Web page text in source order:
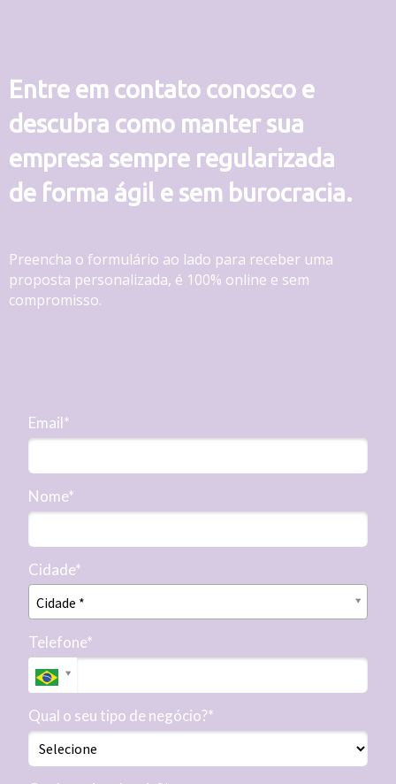
Entre em contato conosco e
descubra como manter sua
empresa sempre regularizada
de forma ágil e sem burocracia.
Preencha o formulário ao lado para receber uma
proposta personalizada, é 100% online e sem
compromisso.
Email*
Nome*
Cidade*
Cidade *
Cidade*
Telefone*
Qual o seu tipo de negócio?*